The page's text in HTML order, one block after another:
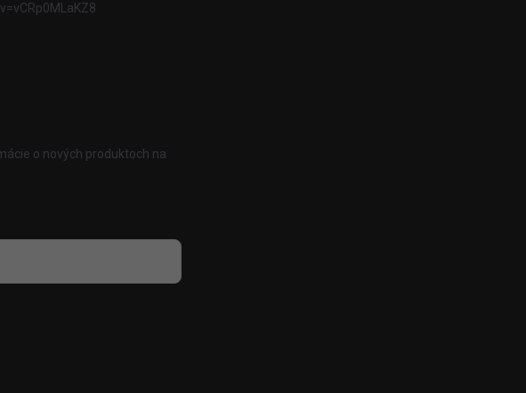
v=vCRp0MLaKZ8
o nových produktoch na